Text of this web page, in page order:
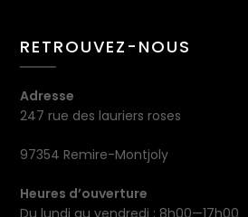
RETROUVEZ-NOUS
Adresse
247 rue des lauriers roses
97354 Remire-Montjoly
Heures d’ouverture
Du lundi au vendredi : 8h00—17h00